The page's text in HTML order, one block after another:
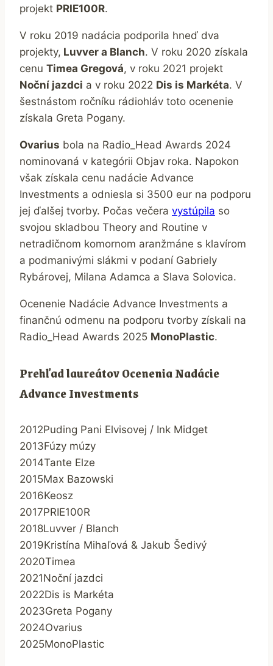
projekt PRIE100R.
V roku 2019 nadácia podporila hneď dva
projekty, Luvver a Blanch. V roku 2020 získala
cenu Timea Gregová, v roku 2021 projekt
Noční jazdci a v roku 2022 Dis is Markéta. V
šestnástom ročníku rádiohláv toto ocenenie
získala Greta Pogany.
Ovarius bola na Radio_Head Awards 2024
nominovaná v kategórii Objav roka. Napokon
však získala cenu nadácie Advance
Investments a odniesla si 3500 eur na podporu
jej ďalšej tvorby. Počas večera vystúpila so
svojou skladbou Theory and Routine v
netradičnom komornom aranžmáne s klavírom
a podmanivými slákmi v podaní Gabriely
Rybárovej, Milana Adamca a Slava Solovica.
Ocenenie Nadácie Advance Investments a
finančnú odmenu na podporu tvorby získali na
Radio_Head Awards 2025 MonoPlastic.
Prehľad laureátov Ocenenia Nadácie
Advance Investments
2012Puding Pani Elvisovej / Ink Midget
2013Fúzy múzy
2014Tante Elze
2015Max Bazowski
2016Keosz
2017PRIE100R
2018Luvver / Blanch
2019Kristína Mihaľová & Jakub Šedivý
2020Timea
2021Noční jazdci
2022Dis is Markéta
2023Greta Pogany
2024Ovarius
2025MonoPlastic